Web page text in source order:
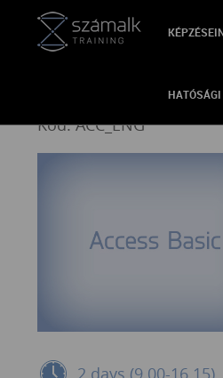
VISSZA
Access Basic
Kód: ACC_ENG
2 days (9.00-16.15)